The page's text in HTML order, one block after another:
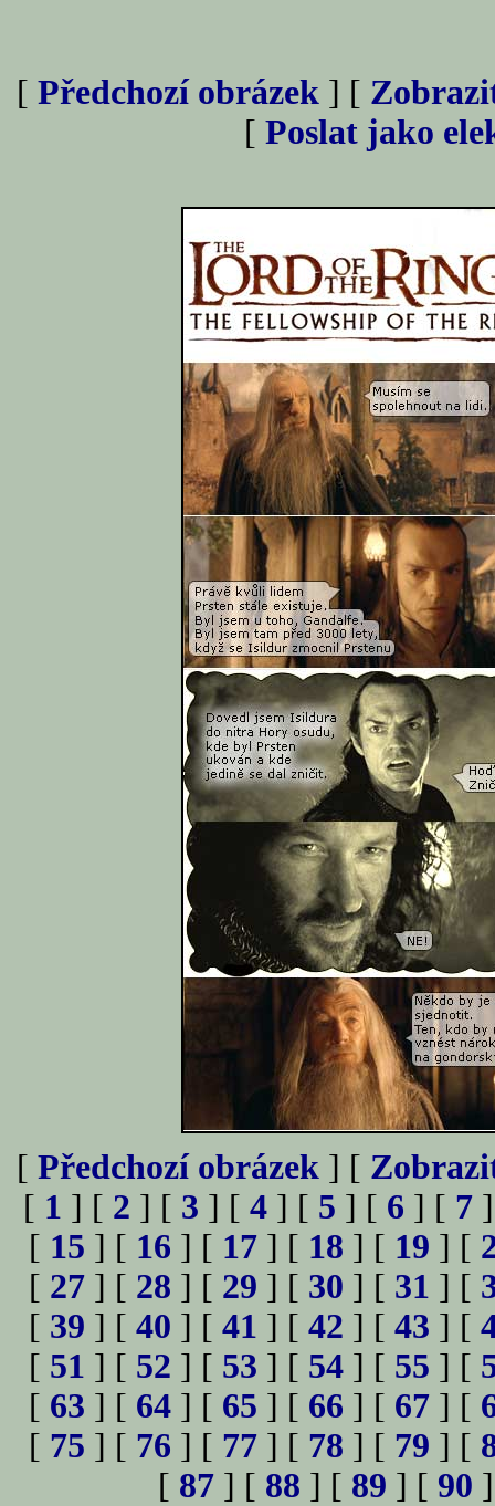
[ Předchozí obrázek ] [
[ Poslat jako
[ Předchozí obrázek ] [
[ 1 ] [ 2 ] [ 3 ] [ 4 ] [ 5 ] [ 6 ] [ 7
[ 15 ] [ 16 ] [ 17 ] [ 18 ] [ 19 ] [
[ 27 ] [ 28 ] [ 29 ] [ 30 ] [ 31 ] [
[ 39 ] [ 40 ] [ 41 ] [ 42 ] [ 43 ] [
[ 51 ] [ 52 ] [ 53 ] [ 54 ] [ 55 ] [
[ 63 ] [ 64 ] [ 65 ] [ 66 ] [ 67 ] [
[ 75 ] [ 76 ] [ 77 ] [ 78 ] [ 79 ] [
[ 87 ] [ 88 ] [ 89 ] [ 90